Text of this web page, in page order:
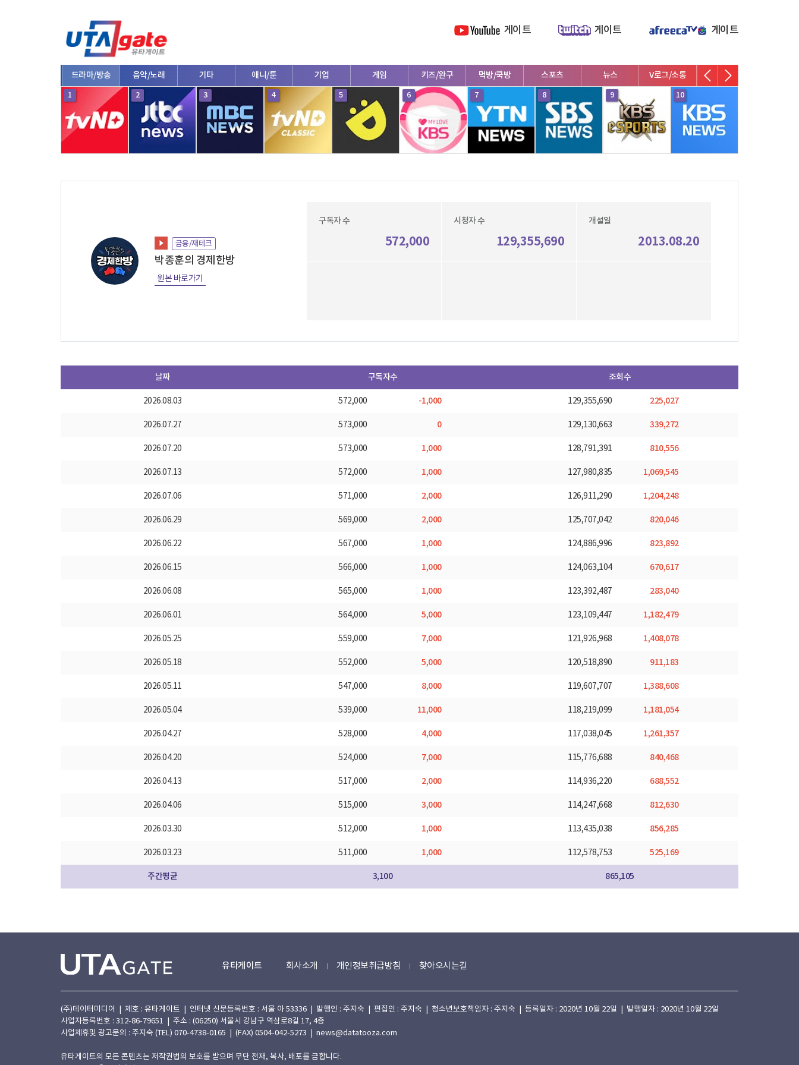
게이트 게이트 게이트
드라마/방송 음악/노래 기타 애니/툰 기업 게임 키즈/완구 먹방/쿡방 스포츠 뉴스 V로그/소통 영화/뮤지컬
1 2 3 4 5 6 7 8 9 10
금융/재테크
박종훈의 경제한방
원본 바로가기
구독자 수
572,000
시청자 수
129,355,690
개설일
2013.08.20
날짜 구독자수 조회수
2026.08.03 572,000 -1,000 129,355,690 225,027
2026.07.27 573,000 0 129,130,663 339,272
2026.07.20 573,000 1,000 128,791,391 810,556
2026.07.13 572,000 1,000 127,980,835 1,069,545
2026.07.06 571,000 2,000 126,911,290 1,204,248
2026.06.29 569,000 2,000 125,707,042 820,046
2026.06.22 567,000 1,000 124,886,996 823,892
2026.06.15 566,000 1,000 124,063,104 670,617
2026.06.08 565,000 1,000 123,392,487 283,040
2026.06.01 564,000 5,000 123,109,447 1,182,479
2026.05.25 559,000 7,000 121,926,968 1,408,078
2026.05.18 552,000 5,000 120,518,890 911,183
2026.05.11 547,000 8,000 119,607,707 1,388,608
2026.05.04 539,000 11,000 118,219,099 1,181,054
2026.04.27 528,000 4,000 117,038,045 1,261,357
2026.04.20 524,000 7,000 115,776,688 840,468
2026.04.13 517,000 2,000 114,936,220 688,552
2026.04.06 515,000 3,000 114,247,668 812,630
2026.03.30 512,000 1,000 113,435,038 856,285
2026.03.23 511,000 1,000 112,578,753 525,169
주간평균 3,100 865,105
유타게이트 회사소개 개인정보취급방침 찾아오시는길
(주)데이터미디어 | 제호 : 유타게이트 | 인터넷 신문등록번호 : 서울 아 53336 | 발행인 : 주지숙 | 편집인 : 주지숙 | 청소년보호책임자 : 주지숙 | 등록일자 : 2020년 10월 22일 | 발행일자 : 2020년 10월 22일
사업자등록번호 : 312-86-79651 | 주소 : (06250) 서울시 강남구 역삼로8길 17, 4층
사업제휴및 광고문의 : 주지숙 (TEL) 070-4738-0165 | (FAX) 0504-042-5273 | news@datatooza.com
유타게이트의 모든 콘텐츠는 저작권법의 보호를 받으며 무단 전재, 복사, 배포를 금합니다.